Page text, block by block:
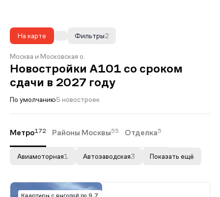
На карте 2
Фильтры
Москва и Московская о.
Новостройки А101 со сроком
сдачи в 2027 году
По умолчанию5 новостроек
Метро172 Районы Москвы55 Отделка5
Авиамоторная1 Автозаводская3 Показать ещё
Квартиры с выгодой до 9,7